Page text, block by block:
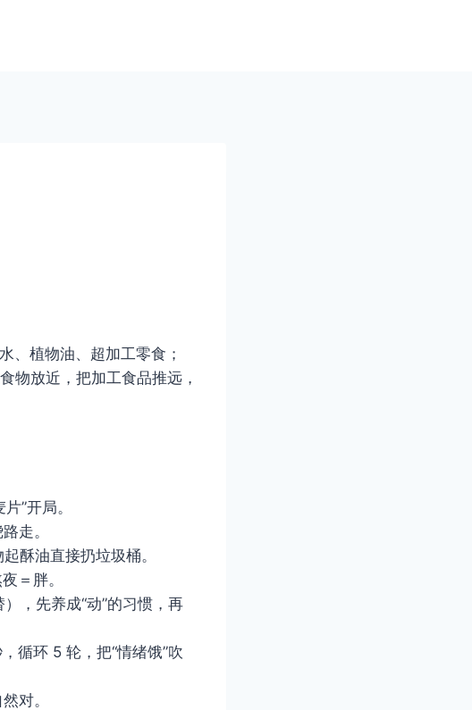
、植物油、超加工零食；
物放近，把加工食品推远，
”开局。
走。
酥油直接扔垃圾桶。
＝胖。
，先养成“动”的习惯，再
循环 5 轮，把“情绪饿”吹
对。